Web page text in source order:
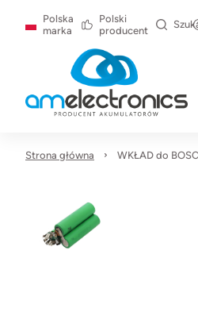
Polska
marka
Polski
producent
Strona główna WKŁAD do